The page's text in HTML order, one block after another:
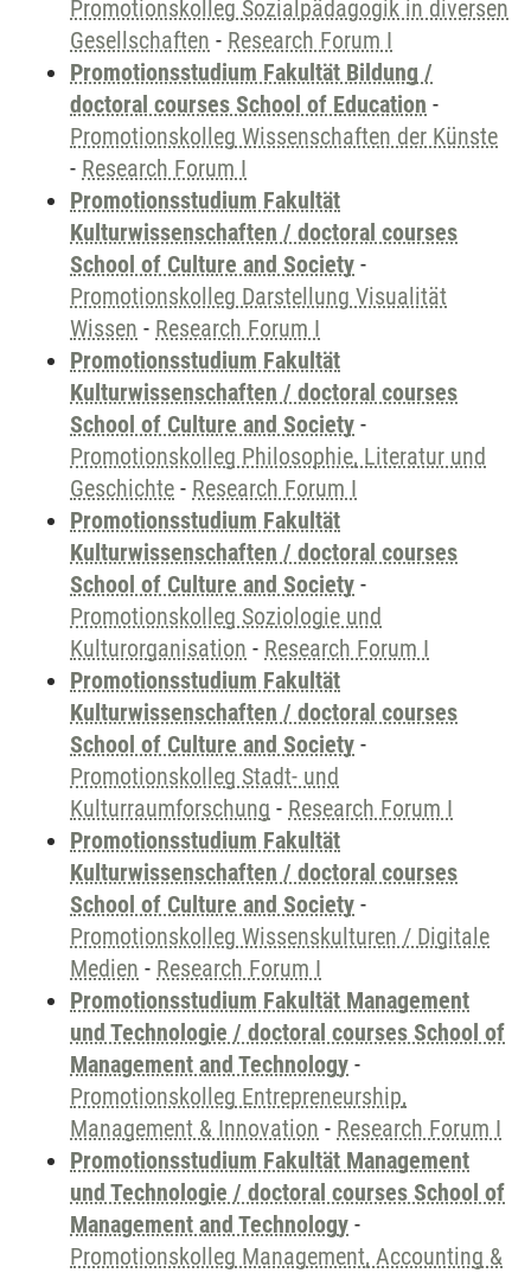
Promotionskolleg Sozialpädagogik in diversen
Gesellschaften - Research Forum I
Promotionsstudium Fakultät Bildung /
doctoral courses School of Education -
Promotionskolleg Wissenschaften der Künste
- Research Forum I
Promotionsstudium Fakultät
Kulturwissenschaften / doctoral courses
School of Culture and Society -
Promotionskolleg Darstellung Visualität
Wissen - Research Forum I
Promotionsstudium Fakultät
Kulturwissenschaften / doctoral courses
School of Culture and Society -
Promotionskolleg Philosophie, Literatur und
Geschichte - Research Forum I
Promotionsstudium Fakultät
Kulturwissenschaften / doctoral courses
School of Culture and Society -
Promotionskolleg Soziologie und
Kulturorganisation - Research Forum I
Promotionsstudium Fakultät
Kulturwissenschaften / doctoral courses
School of Culture and Society -
Promotionskolleg Stadt- und
Kulturraumforschung - Research Forum I
Promotionsstudium Fakultät
Kulturwissenschaften / doctoral courses
School of Culture and Society -
Promotionskolleg Wissenskulturen / Digitale
Medien - Research Forum I
Promotionsstudium Fakultät Management
und Technologie / doctoral courses School of
Management and Technology -
Promotionskolleg Entrepreneurship,
Management & Innovation - Research Forum I
Promotionsstudium Fakultät Management
und Technologie / doctoral courses School of
Management and Technology -
Promotionskolleg Management, Accounting &